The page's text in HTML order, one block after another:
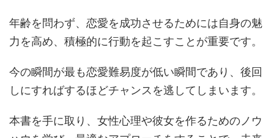
年齢を問わず、恋愛を成功させるためには自身の魅
力を高め、積極的に行動を起こすことが重要です。
今の瞬間が最も恋愛難易度が低い瞬間であり、後回
しにすればするほどチャンスを逃してしまいます。
本書を手に取り、女性心理や彼女を作るためのノウ